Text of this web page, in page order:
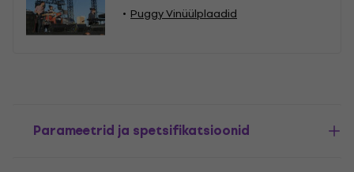
Puggy Vinüülplaadid
Parameetrid ja spetsifikatsioonid